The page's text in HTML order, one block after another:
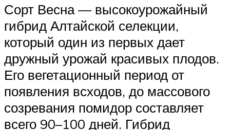
Сорт Весна — высокоурожайный
гибрид Алтайской селекции,
который один из первых дает
дружный урожай красивых плодов.
Его вегетационный период от
появления всходов, до массового
созревания помидор составляет
всего 90–100 дней. Гибрид